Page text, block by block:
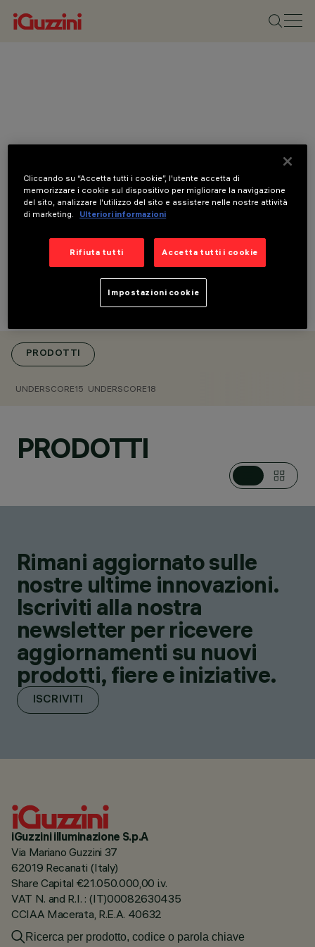
PRODOTTI
UNDERSCORE15 UNDERSCORE18
PRODOTTI
Rimani aggiornato sulle
nostre ultime innovazioni.
Iscriviti alla nostra
newsletter per ricevere
aggiornamenti su nuovi
prodotti, fiere e iniziative.
ISCRIVITI
iGuzzini illuminazione S.p.A
Via Mariano Guzzini 37
62019 Recanati (Italy)
Share Capital €21.050.000,00 i.v.
VAT N. and R.I. : (IT)00082630435
CCIAA Macerata, R.E.A. 40632
Cliccando su “Accetta tutti i cookie”, l'utente accetta di
memorizzare i cookie sul dispositivo per migliorare la navigazione
del sito, analizzare l'utilizzo del sito e assistere nelle nostre attività
di marketing.
Ulteriori informazioni
Rifiuta tutti Accetta tutti i cookie
Impostazioni cookie